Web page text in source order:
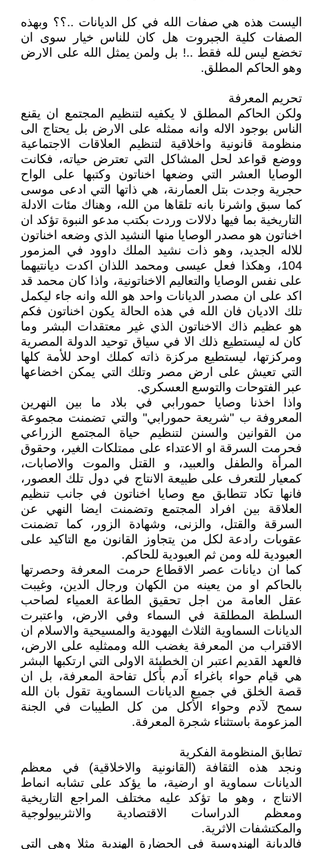
اليست هذه هي صفات الله في كل الديانات ..؟؟ وبهذه
الصفات كلية الجبروت هل كان للناس خيار سوى ان
تخضع ليس لله فقط ..! بل ولمن يمثل الله على الارض
وهو الحاكم المطلق.
تحريم المعرفة
ولكن الحاكم المطلق لا يكفيه لتنظيم المجتمع ان يقنع
الناس بوجود الاله وانه ممثله على الارض بل يحتاج الى
منظومة قانونية واخلاقية لتنظيم العلاقات الاجتماعية
ووضع قواعد لحل المشاكل التي تعترض حياته، فكانت
الوصايا العشر التي وضعها اخناتون وكتبها على الواح
حجرية وجدت بتل العمارنة، هي ذاتها التي ادعى موسى
كما سبق واشرنا بانه تلقاها من الله، وهناك مئات الادلة
التاريخية بما فيها دلالات وردت بكتب مدعو النبوة تؤكد ان
اخناتون هو مصدر الوصايا منها النشيد الذي وضعه اخناتون
للاله الجديد، وهو ذات نشيد الملك داوود في المزمور
104، وهكذا فعل عيسى ومحمد اللذان اكدت ديانتيهما
على نفس الوصايا والتعاليم الاخناتونية، واذا كان محمد قد
اكد على ان مصدر الديانات واحد هو الله وانه جاء ليكمل
تلك الاديان فان الله في هذه الحالة يكون اخناتون فكم
هو عظيم ذاك الاخناتون الذي غير معتقدات البشر وما
كان له ليستطيع ذلك الا في سياق توحيد الدولة المصرية
ومركزتها، ليستطيع مركزة ذاته كملك اوحد للأمة كلها
التي تعيش على ارض مصر وتلك التي يمكن اخضاعها
عبر الفتوحات والتوسع العسكري.
واذا اخذنا وصايا حمورابي في بلاد ما بين النهرين
المعروفة ب "شريعة حمورابي" والتي تضمنت مجموعة
من القوانين والسنن لتنظيم حياة المجتمع الزراعي
فحرمت السرقة او الاعتداء على ممتلكات الغير، وحقوق
المرأة والطفل والعبيد، و القتل والموت والاصابات،
كمعيار للتعرف على طبيعة الانتاج في دول تلك العصور،
فانها تكاد تتطابق مع وصايا اخناتون في جانب تنظيم
العلاقة بين افراد المجتمع وتضمنت ايضا النهي عن
السرقة والقتل، والزنى، وشهادة الزور، كما تضمنت
عقوبات رادعة لكل من يتجاوز القانون مع التاكيد على
العبودية لله ومن ثم العبودية للحاكم.
كما ان ديانات عصر الاقطاع حرمت المعرفة وحصرتها
بالحاكم او من يعينه من الكهان ورجال الدين، وغيبت
عقل العامة من اجل تحقيق الطاعة العمياء لصاحب
السلطة المطلقة في السماء وفي الارض، واعتبرت
الديانات السماوية الثلاث اليهودية والمسيحية والاسلام ان
الاقتراب من المعرفة يغضب الله وممثليه على الارض،
فالعهد القديم اعتبر ان الخطيئة الاولى التي ارتكبها البشر
هي قيام حواء باغراء آدم بأكل تفاحة المعرفة، بل ان
قصة الخلق في جميع الديانات السماوية تقول بان الله
سمح لآدم وحواء الأكل من كل الطيبات في الجنة
المزعومة باستثناء شجرة المعرفة.
تطابق المنظومة الفكرية
ونجد هذه الثقافة (القانونية والاخلاقية) في معظم
الديانات سماوية او ارضية، ما يؤكد على تشابه انماط
الانتاج ، وهو ما تؤكد عليه مختلف المراجع التاريخية
ومعظم الدراسات الاقتصادية والانثربيولوجية
والمكتشفات الاثرية.
فالديانة الهندوسية في الحضارة الهندية مثلا وهي التي